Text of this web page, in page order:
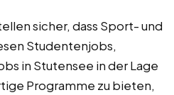
sicher, dass Sport- und
Studentenjobs,
in Stutensee in der Lage
Programme zu bieten,